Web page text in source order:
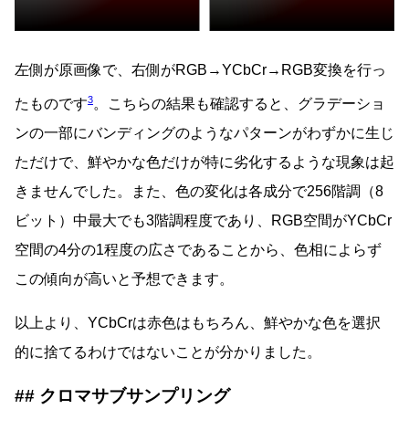
左側が原画像で、右側がRGB→YCbCr→RGB変換を行っ
たものです3。こちらの結果も確認すると、グラデーショ
ンの一部にバンディングのようなパターンがわずかに生じ
ただけで、鮮やかな色だけが特に劣化するような現象は起
きませんでした。また、色の変化は各成分で256階調（8
ビット）中最大でも3階調程度であり、RGB空間がYCbCr
空間の4分の1程度の広さであることから、色相によらず
この傾向が高いと予想できます。
以上より、YCbCrは赤色はもちろん、鮮やかな色を選択
的に捨てるわけではないことが分かりました。
クロマサブサンプリング